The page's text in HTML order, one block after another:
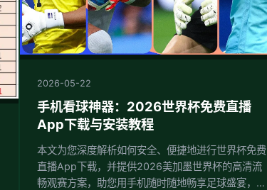
2026-05-22
手机看球神器：2026世界杯免费直播
App下载与安装教程
本文为您深度解析如何安全、便捷地进行世界杯免费
直播App下载，并提供2026美加墨世界杯的高清流
畅观赛方案，助您用手机随时随地畅享足球盛宴，轻